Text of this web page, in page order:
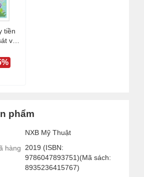
tiền
và
phẩm
NXB Mỹ Thuật
hàng 2019 (ISBN:
9786047893751)(Mã sách:
8935236415767)